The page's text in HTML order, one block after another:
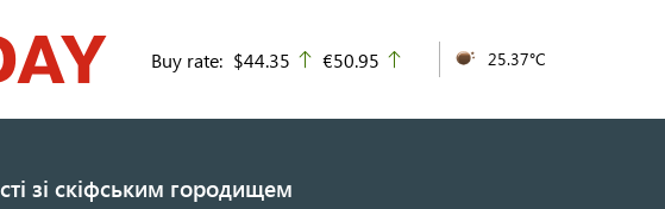
Buy rate: $44.35 up
€50.95 25.37°C
зі скіфським городищем